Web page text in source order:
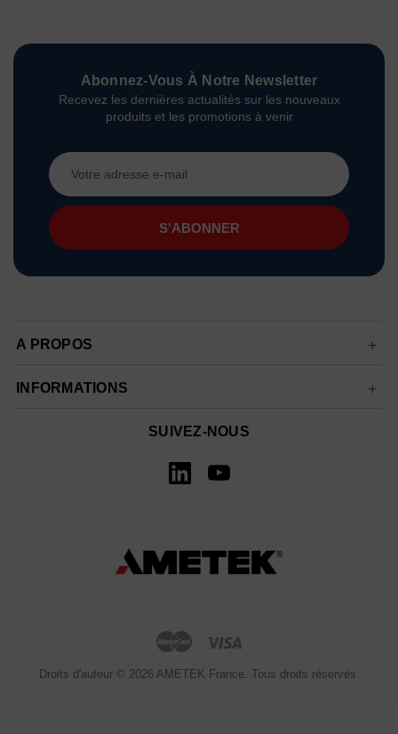
Abonnez-Vous À Notre Newsletter
Recevez les dernières actualités sur les nouveaux
produits et les promotions à venir
Adresse
e-
mail
A PROPOS
INFORMATIONS
SUIVEZ-NOUS
Droits d'auteur © 2026 AMETEK France. Tous droits réservés.